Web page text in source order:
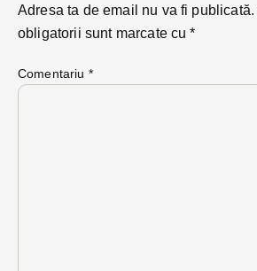
Adresa ta de email nu va fi publicată.
obligatorii sunt marcate cu*
Comentariu *